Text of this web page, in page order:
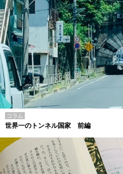
コラム
世界一のトンネル国家 前編